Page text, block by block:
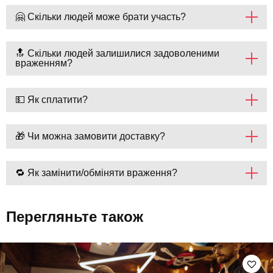
🤗 Скільки людей може брати участь?
🔝 Скільки людей залишилися задоволеними
враженням?
💵 Як сплатити?
🎁 Чи можна замовити доставку?
🔁 Як замінити/обміняти враження?
Перегляньте також